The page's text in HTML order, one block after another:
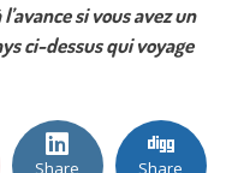
si vous avez un
ci-dessus qui voyage